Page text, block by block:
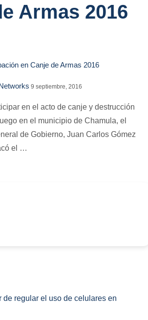
Armas 2016
en Canje de Armas 2016
9 septiembre, 2016
en el acto de canje y destrucción
en el municipio de Chamula, el
de Gobierno, Juan Carlos Gómez
el …
de regular el uso de celulares en